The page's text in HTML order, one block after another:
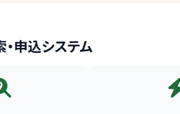
申込システム